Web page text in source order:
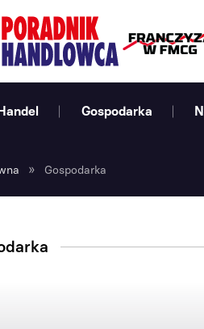
Gospodarka
» Gospodarka